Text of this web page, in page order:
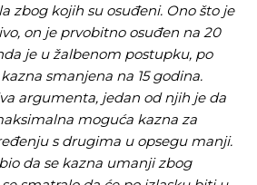
zbog kojih su osuđeni. Ono što je
on je prvobitno osuđen na 20
je u žalbenom postupku, po
smanjena na 15 godina.
argumenta, jedan od njih je da
moguća kazna za
s drugima u opsegu manji.
da se kazna umanji zbog